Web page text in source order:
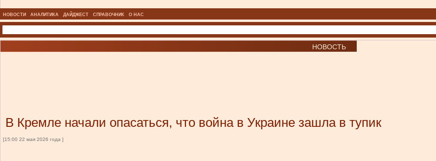
НОВОСТИ АНАЛИТИКА ДАЙДЖЕСТ СПРАВОЧНИК О НАС
НОВОСТЬ
В Кремле начали опасаться, что война в Украине зашла в тупик
[15:00 22 мая 2026 года ]